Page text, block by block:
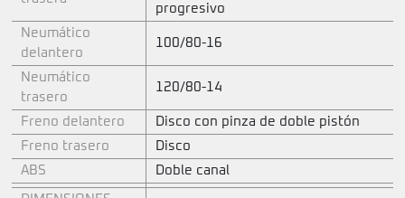
progresivo
Neumático
delantero
100/80-16
Neumático
trasero
120/80-14
Freno delantero
Disco con pinza de doble pistón
Freno trasero
Disco
ABS
Doble canal